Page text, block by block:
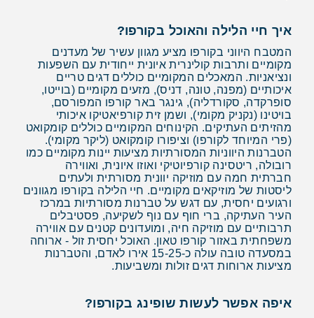
איך חיי הלילה והאוכל בקורפו?
המטבח היווני בקורפו מציע מגוון עשיר של מעדנים
מקומיים ותרבות קולינרית איונית ייחודית עם השפעות
ונציאניות. המאכלים המקומיים כוללים דגים טריים
איכותיים (מפנה, טונה, דניס), מזעים מקומיים (בוייטו,
סופרקדה, סקורדליה), גינגר באר קורפו המפורסם,
בויטינו (נקניק מקומי), ושמן זית קורפיאטיקו איכותי
מהזיתים העתיקים. הקינוחים המקומיים כוללים קומקואט
(פרי המיוחד לקורפו) וציפורו קומקואט (ליקר מקומי).
הטברנות היווניות המסורתיות מציעות יינות מקומיים כמו
רובולה, ריטסינה קורפיוטיקי ואוזו איונית, ואווירה
חברתית חמה עם מוזיקה יוונית מסורתית ולעתים
ליסטות של מוזיקאים מקומיים. חיי הלילה בקורפו מגוונים
ורגועים יחסית, עם דגש על טברנות מסורתיות במרכז
העיר העתיקה, ברי חוף עם נוף לשקיעה, פסטיבלים
תרבותיים עם מוזיקה חיה, ומועדונים קטנים עם אווירה
משפחתית באזור קורפו טאון. האוכל יחסית זול - ארוחה
במסעדה טובה עולה כ-15-25 אירו לאדם, והטברנות
מציעות ארוחות דגים זולות ומשביעות.
איפה אפשר לעשות שופינג בקורפו?